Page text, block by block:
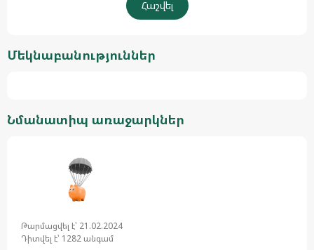
Մեկնաբանություններ
Նմանատիպ առաջարկներ
Թարմացվել է՝ 21.02.2024
Դիտվել է՝ 1282 անգամ